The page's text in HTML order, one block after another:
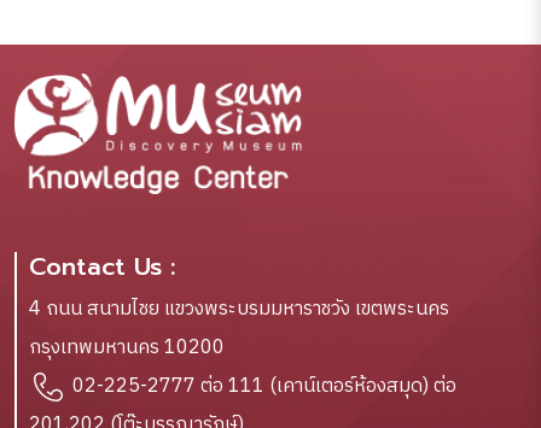
Contact Us :
4 ถนน สนามไชย แขวงพระบรมมหาราชวัง เขตพระนคร
กรุงเทพมหานคร 10200
02-225-2777 ต่อ 111 (เคาน์เตอร์ห้องสมุด) ต่อ